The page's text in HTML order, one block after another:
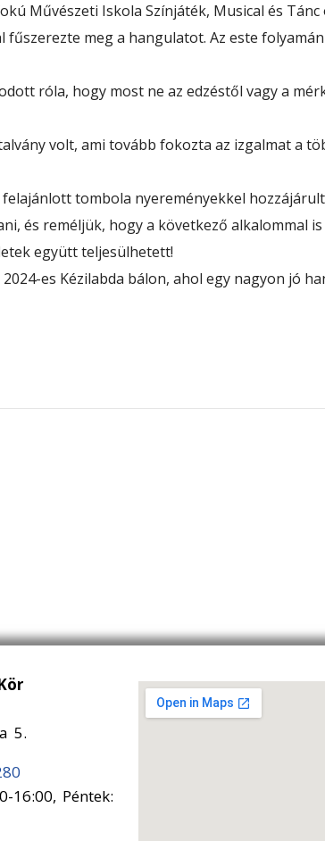
Művészeti Iskola Színjáték, Musical és
meg a hangulatot. Az este folyamán
róla, hogy most ne az edzéstől vagy a
volt, ami tovább fokozta az izgalmat a
tombola nyereményekkel
és reméljük, hogy a következő alkalommal
együtt teljesülhetett!
es Kézilabda bálon, ahol egy nagyon jó
5.
16:00, Péntek: